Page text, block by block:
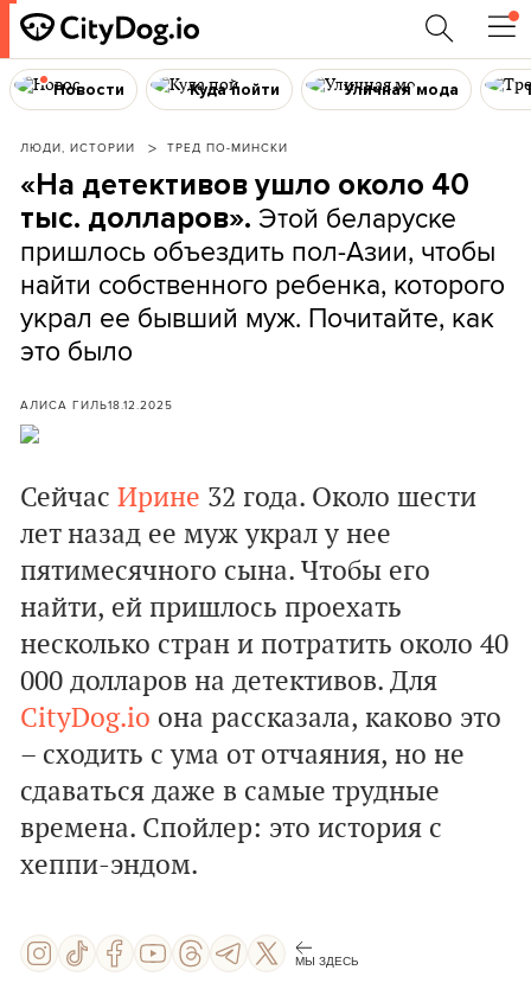
Новости Куда пойти Уличная мода
ЛЮДИ, ИСТОРИИ ТРЕД ПО-МИНСКИ
«На детективов ушло около 40
тыс. долларов». Этой беларуске
пришлось объездить пол-Азии, чтобы
найти собственного ребенка, которого
украл ее бывший муж. Почитайте, как
это было
АЛИСА ГИЛЬ18.12.2025
Сейчас Ирине 32 года. Около шести
лет назад ее муж украл у нее
пятимесячного сына. Чтобы его
найти, ей пришлось проехать
несколько стран и потратить около 40
000 долларов на детективов. Для
CityDog.io она рассказала, каково это
– сходить с ума от отчаяния, но не
сдаваться даже в самые трудные
времена. Спойлер: это история с
хеппи-эндом.
МЫ ЗДЕСЬ